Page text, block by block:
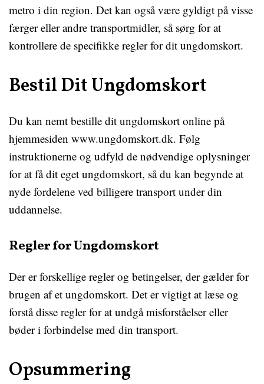
metro i din region. Det kan også være gyldigt på visse
færger eller andre transportmidler, så sørg for at
kontrollere de specifikke regler for dit ungdomskort.
Bestil Dit Ungdomskort
Du kan nemt bestille dit ungdomskort online på
hjemmesiden www.ungdomskort.dk. Følg
instruktionerne og udfyld de nødvendige oplysninger
for at få dit eget ungdomskort, så du kan begynde at
nyde fordelene ved billigere transport under din
uddannelse.
Regler for Ungdomskort
Der er forskellige regler og betingelser, der gælder for
brugen af et ungdomskort. Det er vigtigt at læse og
forstå disse regler for at undgå misforståelser eller
bøder i forbindelse med din transport.
Opsummering